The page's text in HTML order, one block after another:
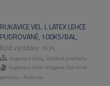
RUKAVICE VEL. L LATEX LEHCE
PUDROVANÉ, 100KS/BAL,
1000KS/KARTHLPL
Hygiena a úklid, Úklidové prostředky
Hygiena a úklid->Hygiena Ochranné
pomůcky->Rukavice